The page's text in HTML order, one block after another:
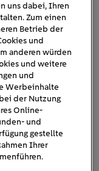
dass sich
Wasserfluss
die Maschine
die
: Große
schräg gestellt
hinkommt
Kunststoffteile
uns dabei, Ihren
Zum einen
Betrieb der
und
anderen würden
und weitere
und
Werbeinhalte
der Nutzung
Online-
und
gestellte
Ihrer